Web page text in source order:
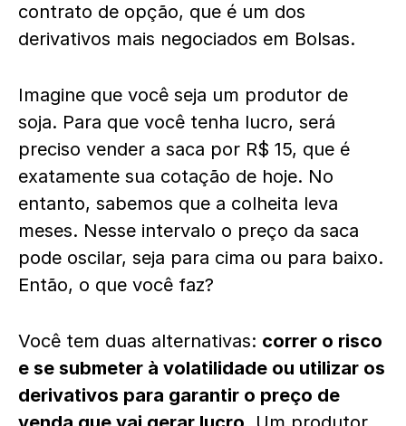
contrato de opção, que é um dos
derivativos mais negociados em Bolsas.
Imagine que você seja um produtor de
soja. Para que você tenha lucro, será
preciso vender a saca por R$ 15, que é
exatamente sua cotação de hoje. No
entanto, sabemos que a colheita leva
meses. Nesse intervalo o preço da saca
pode oscilar, seja para cima ou para baixo.
Então, o que você faz?
Você tem duas alternativas: correr o risco
e se submeter à volatilidade ou utilizar os
derivativos para garantir o preço de